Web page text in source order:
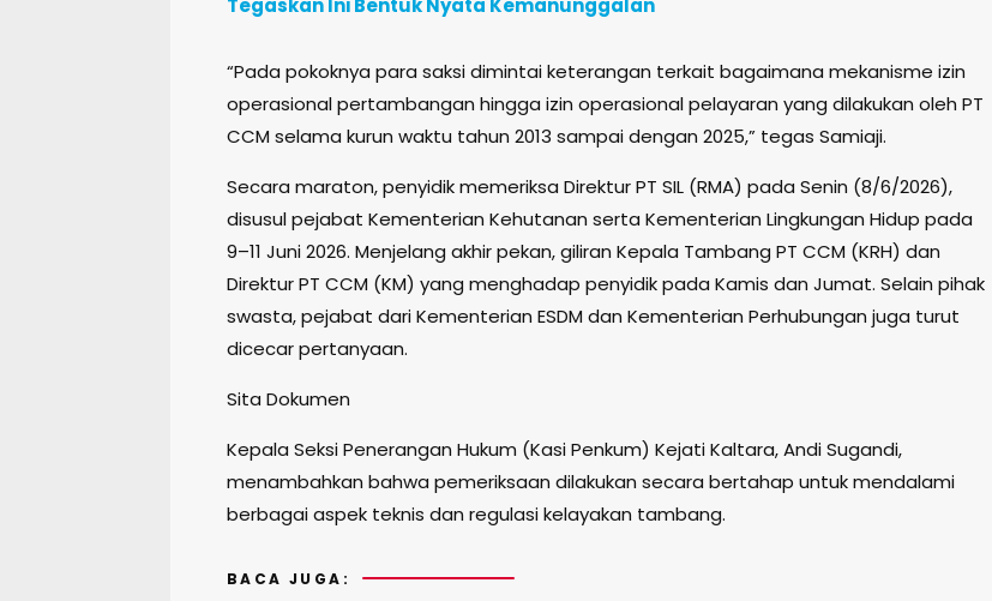
Tegaskan Ini Bentuk Nyata Kemanunggalan
“Pada pokoknya para saksi dimintai keterangan terkait bagaimana mekanisme izin
operasional pertambangan hingga izin operasional pelayaran yang dilakukan oleh PT
CCM selama kurun waktu tahun 2013 sampai dengan 2025,” tegas Samiaji.
Secara maraton, penyidik memeriksa Direktur PT SIL (RMA) pada Senin (8/6/2026),
disusul pejabat Kementerian Kehutanan serta Kementerian Lingkungan Hidup pada
9–11 Juni 2026. Menjelang akhir pekan, giliran Kepala Tambang PT CCM (KRH) dan
Direktur PT CCM (KM) yang menghadap penyidik pada Kamis dan Jumat. Selain pihak
swasta, pejabat dari Kementerian ESDM dan Kementerian Perhubungan juga turut
dicecar pertanyaan.
Sita Dokumen
Kepala Seksi Penerangan Hukum (Kasi Penkum) Kejati Kaltara, Andi Sugandi,
menambahkan bahwa pemeriksaan dilakukan secara bertahap untuk mendalami
berbagai aspek teknis dan regulasi kelayakan tambang.
BACA JUGA: